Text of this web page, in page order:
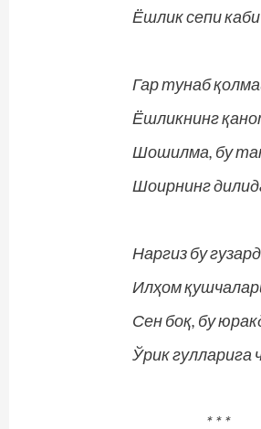
Ёшлик сепи
Гар тунаб
Ёшликнинг
Шошилма, бу
Шоирнинг
Наргиз бу
Илҳом
Сен боқ, бу
Ўрик гулларига
* * *